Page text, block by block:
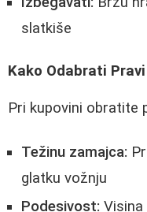
slatkiše
Kako Odabrati
Pri kupovini obratite
Težinu zamajca:
glatku vožnju
Podesivost: